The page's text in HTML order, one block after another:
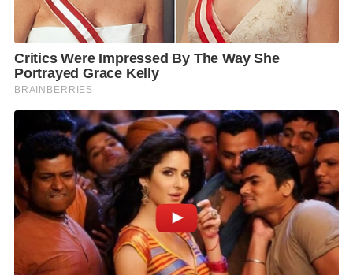
บาท / ผู้ใหญ่ 599 บาท
ห้ามพลาดสัมผัสโลกแฟนตาซีที่รอให้คุณก้าวเข้าไปค้น
พบด้วยตัวเองที่ CAVE FANTASY พื้นที่ Immersive
Experience แห่งใหม่ใจกลางกรุง ที่จะพาคุณหลุดเข้าไปสู่
การเดินทางผ่านจินตนาการ แสง สี เสียง และเรื่องราวสุด
ตระการตาในทุกย่างก้าว ไม่ว่าคุณจะเป็นสายถ่ายรูป สาย
คอนเทนต์ ครอบครัว หรือสายท่องเที่ยวที่มองหา
ประสบการณ์แปลกใหม่ ที่นี่พร้อมมอบความประทับใจ
แบบ “มาแล้วต้องว้าว” เปิดประสบการณ์เหนือ
จินตนาการได้แล้ววันนี้ ณ ชั้น 4 โซน A ศูนย์การค้าเอ็ม บี
เค เซ็นเตอร์